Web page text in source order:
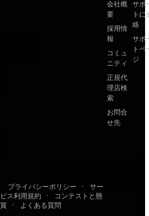
会社概
要
採用情
報
コミュ
ニティ
正規代
理店検
索
お問合
せ先
サポ
トに
絡
サポ
トペ
ジ
プライバシーポリシー ·
サー
ビス利用規約
·
コンテストと懸
賞
· よくある質問